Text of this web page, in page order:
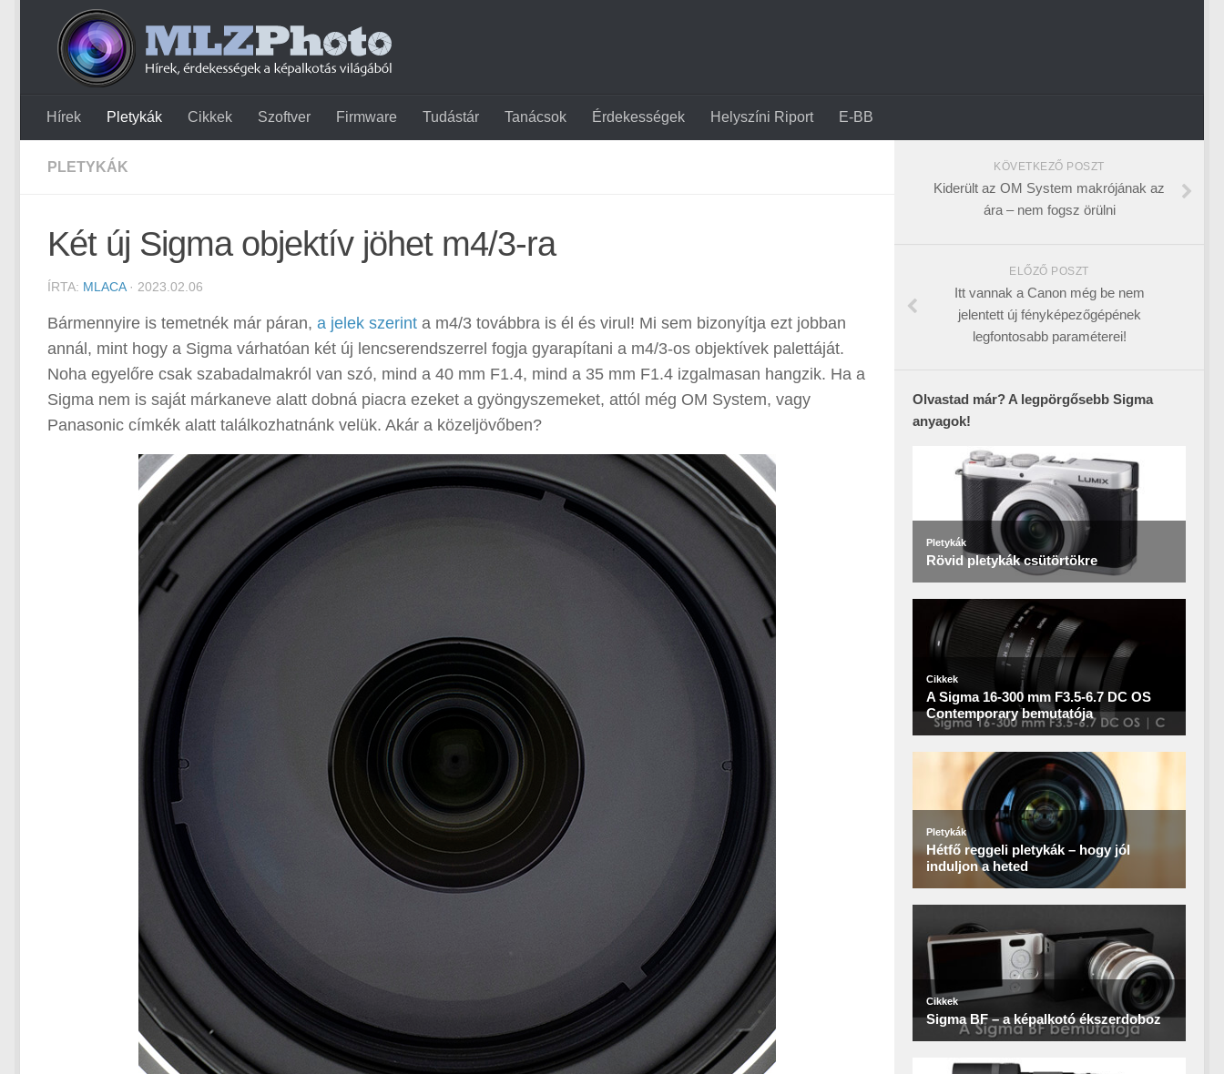
Hírek Pletykák Cikkek Szoftver Firmware Tudástár Tanácsok Érdekességek Helyszíni Riport E-BB
PLETYKÁK
Két új Sigma objektív jöhet m4/3-ra
ÍRTA: MLACA· 2023.02.06
Bármennyire is temetnék már páran, a jelek szerint a m4/3 továbbra is él és virul! Mi sem bizonyítja ezt jobban
annál, mint hogy a Sigma várhatóan két új lencserendszerrel fogja gyarapítani a m4/3-os objektívek palettáját.
Noha egyelőre csak szabadalmakról van szó, mind a 40 mm F1.4, mind a 35 mm F1.4 izgalmasan hangzik. Ha a
Sigma nem is saját márkaneve alatt dobná piacra ezeket a gyöngyszemeket, attól még OM System, vagy
Panasonic címkék alatt találkozhatnánk velük. Akár a közeljövőben?
KÖVETKEZŐ POSZT
Kiderült az OM System makrójának az
ára – nem fogsz örülni
ELŐZŐ POSZT
Itt vannak a Canon még be nem
jelentett új fényképezőgépének
legfontosabb paraméterei!
Olvastad már? A legpörgősebb Sigma
anyagok!